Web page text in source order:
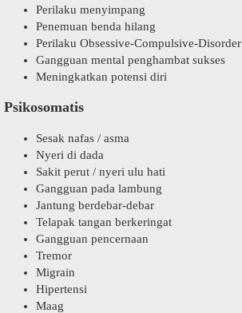
Perilaku menyimpang
Penemuan benda hilang
Perilaku Obsessive-Compulsive-Disorder
Gangguan mental penghambat sukses
Meningkatkan potensi diri
Psikosomatis
Sesak nafas / asma
Nyeri di dada
Sakit perut / nyeri ulu hati
Gangguan pada lambung
Jantung berdebar-debar
Telapak tangan berkeringat
Gangguan pencernaan
Tremor
Migrain
Hipertensi
Maag